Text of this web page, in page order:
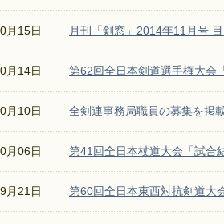
月15日 月刊「剣窓」2014年11月号
月14日 第62回全日本剣道選手権大会
月10日 全剣連事務局職員の募集を掲
月06日 第41回全日本杖道大会「試合
月21日 第60回全日本東西対抗剣道大